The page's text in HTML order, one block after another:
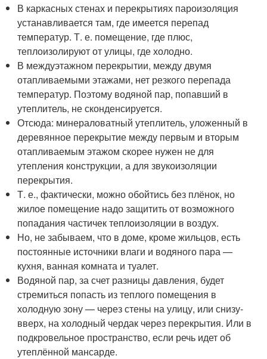
В каркасных стенах и перекрытиях пароизоляция
устанавливается там, где имеется перепад
температур. Т. е. помещение, где плюс,
теплоизолируют от улицы, где холодно.
В междуэтажном перекрытии, между двумя
отапливаемыми этажами, нет резкого перепада
температур. Поэтому водяной пар, попавший в
утеплитель, не сконденсируется.
Отсюда: минераловатный утеплитель, уложенный в
деревянное перекрытие между первым и вторым
отапливаемым этажом скорее нужен не для
утепления конструкции, а для звукоизоляции
перекрытия.
Т. е., фактически, можно обойтись без плёнок, но
жилое помещение надо защитить от возможного
попадания частичек теплоизоляции в воздух.
Но, не забываем, что в доме, кроме жильцов, есть
постоянные источники влаги и водяного пара —
кухня, ванная комната и туалет.
Водяной пар, за счет разницы давления, будет
стремиться попасть из теплого помещения в
холодную зону — через стены на улицу, или снизу-
вверх, на холодный чердак через перекрытия. Или в
подкровельное пространство, если речь идет об
утеплённой мансарде.